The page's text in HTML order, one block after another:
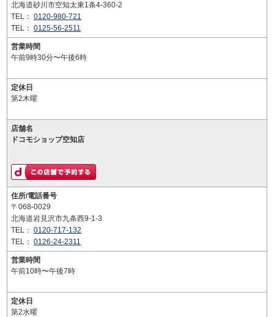
北海道砂川市空知太東1条4-360-2
TEL： 0120-980-721
TEL： 0125-56-2511
営業時間
午前9時30分〜午後6時
定休日
第2木曜
店舗名
ドコモショップ空知店
住所/電話番号
〒068-0029
北海道岩見沢市九条西9-1-3
TEL： 0120-717-132
TEL： 0126-24-2311
営業時間
午前10時〜午後7時
定休日
第2水曜